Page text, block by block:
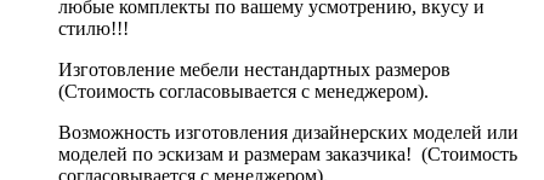
любые комплекты по вашему усмотрению, вкусу и
стилю!!!
Изготовление мебели нестандартных размеров
(Стоимость согласовывается с менеджером).
Возможность изготовления дизайнерских моделей или
моделей по эскизам и размерам заказчика! (Стоимость
согласовывается с менеджером).